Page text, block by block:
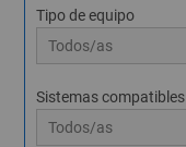
Tipo de equipo
Sistemas compatibles